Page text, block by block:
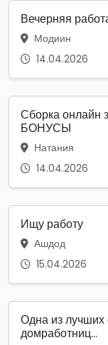
Вечерняя
Модиин
14.04.2026
Сборка онлайн
БОНУСЫ
Натания
14.04.2026
Ищу работу
Ашдод
15.04.2026
Одна из
домработниц...